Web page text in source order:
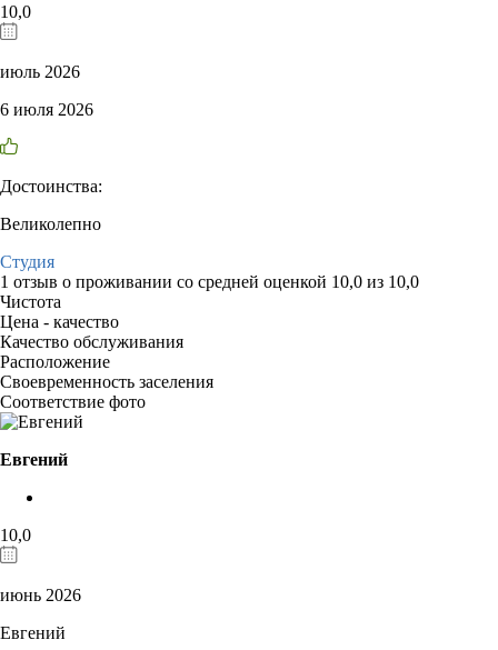
10,0
июль 2026
6 июля 2026
Достоинства:
Великолепно
Студия
1 отзыв о проживании со средней оценкой 10,0 из 10,0
Чистота
Цена - качество
Качество обслуживания
Расположение
Своевременность заселения
Соответствие фото
Евгений
10,0
июнь 2026
Евгений